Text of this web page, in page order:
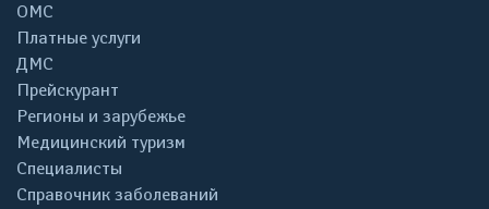
ОМС
Платные услуги
ДМС
Прейскурант
Регионы и зарубежье
Медицинский туризм
Специалисты
Справочник заболеваний